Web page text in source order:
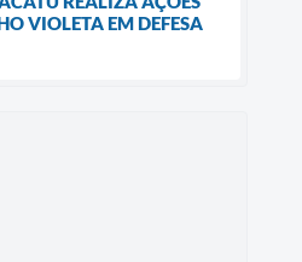
VIOLETA EM DEFESA